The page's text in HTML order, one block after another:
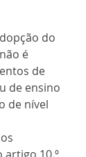
é
de
de ensino
de nível